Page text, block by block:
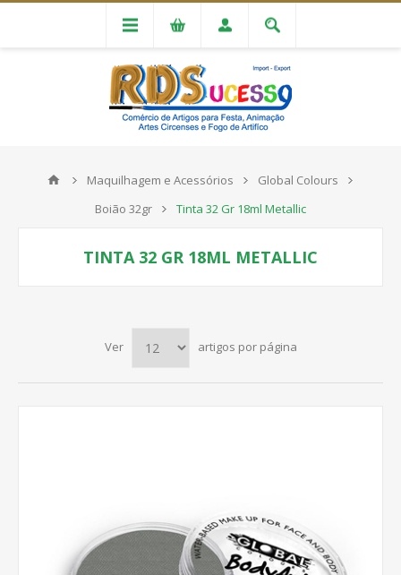
Maquilhagem e Acessórios
Global Colours
Boião 32gr
Tinta 32 Gr 18ml Metallic
TINTA 32 GR 18ML METALLIC
Ver artigos por página